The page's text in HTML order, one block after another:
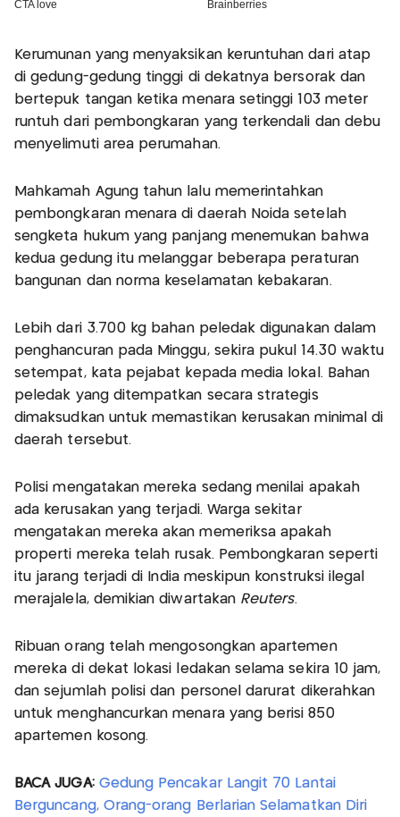
Kerumunan yang menyaksikan keruntuhan dari atap
di gedung-gedung tinggi di dekatnya bersorak dan
bertepuk tangan ketika menara setinggi 103 meter
runtuh dari pembongkaran yang terkendali dan debu
menyelimuti area perumahan.
Mahkamah Agung tahun lalu memerintahkan
pembongkaran menara di daerah Noida setelah
sengketa hukum yang panjang menemukan bahwa
kedua gedung itu melanggar beberapa peraturan
bangunan dan norma keselamatan kebakaran.
Lebih dari 3.700 kg bahan peledak digunakan dalam
penghancuran pada Minggu, sekira pukul 14.30 waktu
setempat, kata pejabat kepada media lokal. Bahan
peledak yang ditempatkan secara strategis
dimaksudkan untuk memastikan kerusakan minimal di
daerah tersebut.
Polisi mengatakan mereka sedang menilai apakah
ada kerusakan yang terjadi. Warga sekitar
mengatakan mereka akan memeriksa apakah
properti mereka telah rusak. Pembongkaran seperti
itu jarang terjadi di India meskipun konstruksi ilegal
merajalela, demikian diwartakan Reuters.
Ribuan orang telah mengosongkan apartemen
mereka di dekat lokasi ledakan selama sekira 10 jam,
dan sejumlah polisi dan personel darurat dikerahkan
untuk menghancurkan menara yang berisi 850
apartemen kosong.
BACA JUGA: Gedung Pencakar Langit 70 Lantai
Berguncang, Orang-orang Berlarian Selamatkan Diri